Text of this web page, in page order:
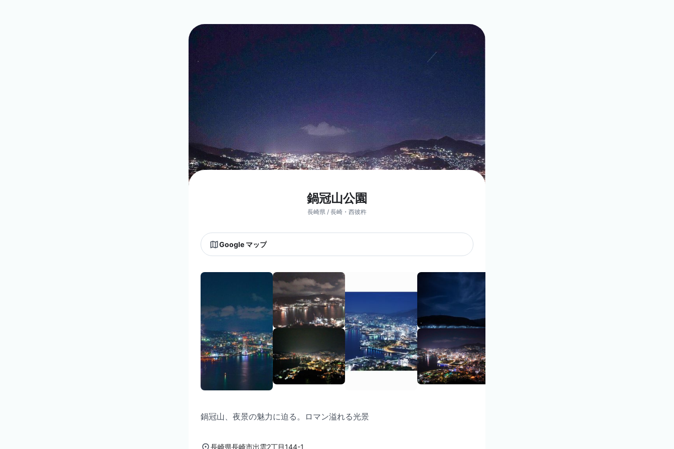
鍋冠山公園
長崎県 / 長崎・西彼杵
Google マップ
鍋冠山、夜景の魅力に迫る。ロマン溢れる光景
長崎県長崎市出雲2丁目144-1